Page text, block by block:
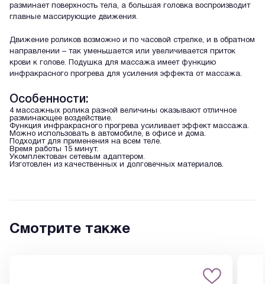
разминает поверхность тела, а большая головка воспроизводит
главные массирующие движения.
Движение роликов возможно и по часовой стрелке, и в обратном
направлении – так уменьшается или увеличивается приток
крови к голове. Подушка для массажа имеет функцию
инфракрасного прогрева для усиления эффекта от массажа.
Особенности:
4 массажных ролика разной величины оказывают отличное
разминающее воздействие.
Функция инфракрасного прогрева усиливает эффект массажа.
Можно использовать в автомобиле, в офисе и дома.
Подходит для применения на всем теле.
Время работы 15 минут.
Укомплектован сетевым адаптером.
Изготовлен из качественных и долговечных материалов.
Смотрите также